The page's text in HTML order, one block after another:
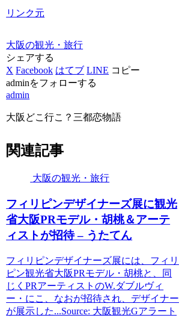
リンク元
大阪の観光・旅行
シェアする
X Facebook はてブ LINE コピー
adminをフォローする
admin
大阪どこ行こ？三都恋物語
関連記事
大阪の観光・旅行
フィリピンデザイナーズ展に観光
省大阪PRモデル・胡桃＆アーテ
ィストが招待 – うたてん
フィリピンデザイナーズ展には、フィリ
ピン観光省大阪PRモデル・胡桃と、同
じくPRアーティストのW.ダブルヴィ
ー・にこ、なおが招待され、デザイナー
が展示した...Source: 大阪観光Gアラート